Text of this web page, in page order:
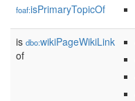
foaf:isPrimaryTopicOf
is dbo:wikiPageWikiLink
of